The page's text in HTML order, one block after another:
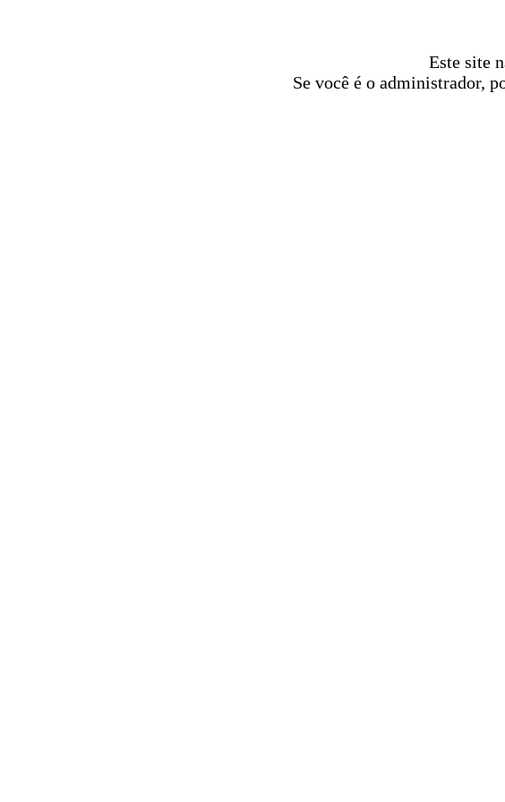
Este site
Se você é o administrador,